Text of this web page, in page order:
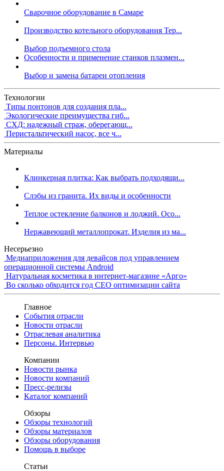
Сварочное оборудование в Самаре
Производство котельного оборудования Тер...
Выбор подъемного стола
Особенности и применение станков плазмен...
Выбор и замена батареи отопления
Технологии
Типы понтонов для создания пла...
Экологические преимущества гиб...
СХД: надежный страж, оберегающ...
Перистальтический насос, все ч...
Материалы
Клинкерная плитка: Как выбрать подходящи...
Слэбы из гранита. Их виды и особенности
Теплое остекление балконов и лоджий. Осо...
Нержавеющий металлопрокат. Изделия из ма...
Несерьезно
Медиаприложения для девайсов под управлением
операционной системы Android
Натуральная косметика в интернет-магазине «Арго»
Во сколько обходится год СЕО оптимизации сайта
Главное
События отрасли
Новости отрасли
Отраслевая аналитика
Персоны. Интервью
Компании
Новости рынка
Новости компаний
Пресс-релизы
Каталог компаний
Обзоры
Обзоры технологий
Обзоры материалов
Обзоры оборудования
Помощь в выборе
Статьи